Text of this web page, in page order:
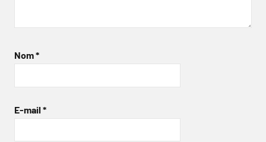
Nom*
E-mail *